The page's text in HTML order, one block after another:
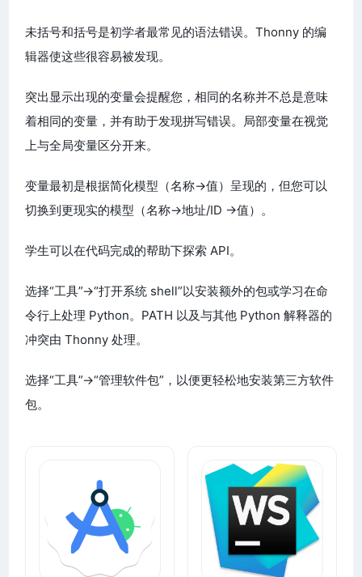
未括号和括号是初学者最常见的语法错误。Thonny 的编
辑器使这些很容易被发现。
突出显示出现的变量会提醒您，相同的名称并不总是意味
着相同的变量，并有助于发现拼写错误。局部变量在视觉
上与全局变量区分开来。
变量最初是根据简化模型（名称→值）呈现的，但您可以
切换到更现实的模型（名称→地址/ID →值）。
学生可以在代码完成的帮助下探索 API。
选择“工具”→“打开系统 shell”以安装额外的包或学习在命
令行上处理 Python。PATH 以及与其他 Python 解释器的
冲突由 Thonny 处理。
选择“工具”→“管理软件包”，以便更轻松地安装第三方软件
包。